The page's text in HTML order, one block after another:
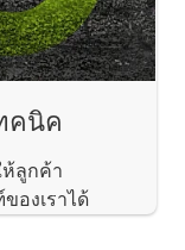
คนิค
ลูกค้า
องเราได้